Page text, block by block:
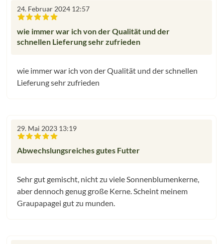
24. Februar 2024 12:57
wie immer war ich von der Qualität und der
schnellen Lieferung sehr zufrieden
wie immer war ich von der Qualität und der schnellen
Lieferung sehr zufrieden
29. Mai 2023 13:19
Abwechslungsreiches gutes Futter
Sehr gut gemischt, nicht zu viele Sonnenblumenkerne,
aber dennoch genug große Kerne. Scheint meinem
Graupapagei gut zu munden.